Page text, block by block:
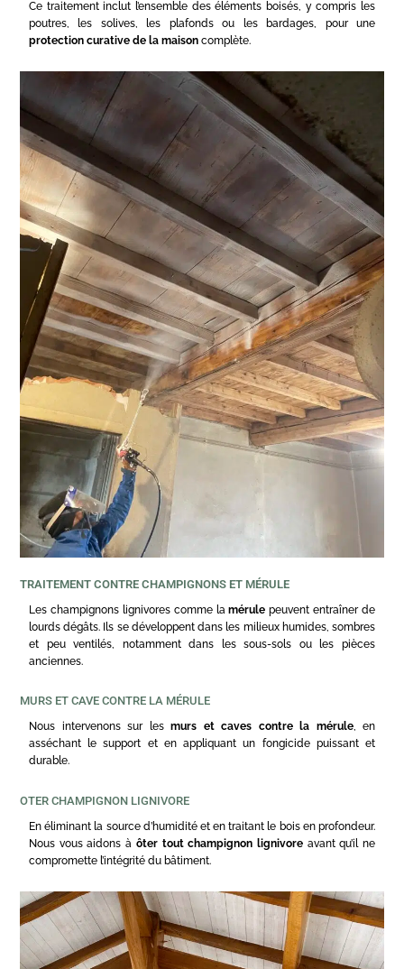
Ce traitement inclut l’ensemble des éléments boisés, y compris les
poutres, les solives, les plafonds ou les bardages, pour une
protection curative de la maison complète.
TRAITEMENT CONTRE CHAMPIGNONS ET MÉRULE
Les champignons lignivores comme lamérule peuvent entraîner de
lourds dégâts. Ils se développent dans les milieux humides, sombres
et peu ventilés, notamment dans les sous-sols ou les pièces
anciennes.
MURS ET CAVE CONTRE LA MÉRULE
Nous intervenons sur les murs et caves contre la mérule, en
asséchant le support et en appliquant un fongicide puissant et
durable.
OTER CHAMPIGNON LIGNIVORE
En éliminant la source d’humidité et en traitant le bois en profondeur.
Nous vous aidons à ôter tout champignon lignivoreavant qu’il ne
compromette l’intégrité du bâtiment.